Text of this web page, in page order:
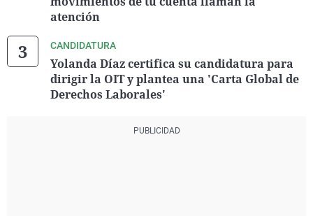
atención
CANDIDATURA
Yolanda Díaz certifica su candidatura para
dirigir la OIT y plantea una 'Carta Global de
Derechos Laborales'